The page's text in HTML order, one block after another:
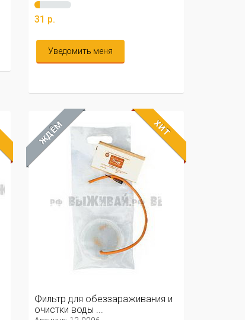
31 р.
Уведомить меня
ЖДЁМ ХИТ
Фильтр для обеззараживания и
очистки воды ...